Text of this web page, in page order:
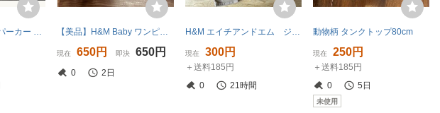
Ｈ&M 裏フリース パーカー フード付き キラキラ ラメ ユニコーン 一角獣 濃紺 90 【美品】H&M Baby ワンピース イエロー 夏服 黄色 ノースリーブ 女の子 サイズ74cm 70 75
現在 650円 即決 650円
0 2日
H&M エイチアンドエム ジョガーパンツ EUR92
現在 300円
＋送料185円
0
21時間
動物柄 タンクトップ80cm
現在 250円
＋送料185円
0
5日
未使用